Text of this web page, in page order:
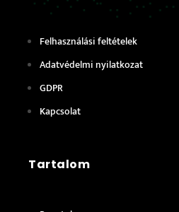
Felhasználási feltételek
Adatvédelmi nyilatkozat
GDPR
Kapcsolat
Tartalom